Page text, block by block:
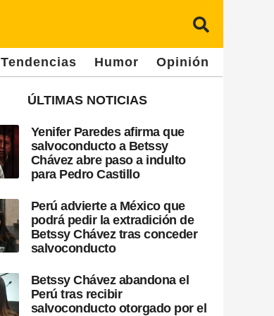
Tendencias Humor Opinión
ÚLTIMAS NOTICIAS
Yenifer Paredes afirma que
salvoconducto a Betssy
Chávez abre paso a indulto
para Pedro Castillo
Perú advierte a México que
podrá pedir la extradición de
Betssy Chávez tras conceder
salvoconducto
Betssy Chávez abandona el
Perú tras recibir
salvoconducto otorgado por el